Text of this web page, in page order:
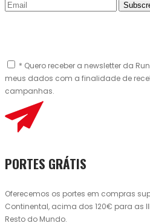
* Quero receber a newsletter da
meus dados com a finalidade de
campanhas.
PORTES GRÁTIS
Oferecemos os portes em compras
Continental, acima dos 120€ para as
Resto do Mundo.